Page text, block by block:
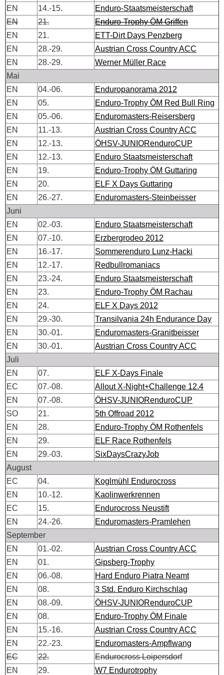
EN
14.-15.
Enduro-Staatsmeisterschaft
EN
21.
Enduro-Trophy ÖM Griffen
EN
21.
ETT-Dirt Days Penzberg
EN
28.-29.
Austrian Cross Country ACC
EN
28.-29.
Werner Müller Race
Mai
EN
04.-06.
Enduropanorama 2012
EN
05.
Enduro-Trophy ÖM Red Bull Ring
EN
05.-06.
Enduromasters-Reisersberg
EN
11.-13.
Austrian Cross Country ACC
EN
12.-13.
ÖHSV-JUNIORenduroCUP
EN
12.-13.
Enduro Staatsmeisterschaft
EN
19.
Enduro-Trophy ÖM Guttaring
EN
20.
ELF X Days Guttaring
EN
26.-27.
Enduromasters-Steinbeisser
Juni
EN
02.-03.
Enduro Staatsmeisterschaft
EN
07.-10.
Erzbergrodeo 2012
EN
16.-17.
Sommerenduro Lunz-Hacki
EN
12.-17.
Redbullromaniacs
EN
23.-24.
Enduro Staatsmeisterschaft
EN
23.
Enduro-Trophy ÖM Rachau
EN
24.
ELF X Days 2012
EN
29.-30.
Transilvania 24h Endurance Day
EN
30.-01.
Enduromasters-Granitbeisser
EN
30.-01.
Austrian Cross Country ACC
Juli
EN
07.
ELF X-Days Finale
EC
07.-08.
Allout X-Night+Challenge 12.4
EN
07.-08.
ÖHSV-JUNIORenduroCUP
SO
21.
5th Offroad 2012
EN
28.
Enduro-Trophy ÖM Rothenfels
EN
29.
ELF Race Rothenfels
EN
29.-03.
SixDaysCrazyJob
August
EC
04.
Koglmühl Endurocross
EN
10.-12.
Kaolinwerkrennen
EC
15.
Endurocross Neustift
EN
24.-26.
Enduromasters-Pramlehen
September
EN
01.-02.
Austrian Cross Country ACC
EN
01.
Gipsberg-Trophy
EN
06.-08.
Hard Enduro Piatra Neamt
EN
08.
3 Std. Enduro Kirchschlag
EN
08.-09.
ÖHSV-JUNIORenduroCUP
EN
08.
Enduro-Trophy ÖM Finale
EN
15.-16.
Austrian Cross Country ACC
EN
22.-23.
Enduromasters-Ampflwang
EC
22.
Endurocross Loipersdorf
EN
29. W7 Endurotrophy